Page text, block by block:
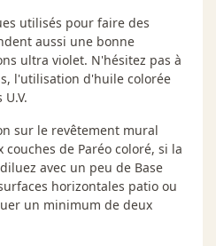
utilisés pour faire des
aussi une bonne
ultra violet. N'hésitez pas à
l'utilisation d'huile colorée
sur le revêtement mural
de Paréo coloré, si la
avec un peu de Base
horizontales patio ou
un minimum de deux